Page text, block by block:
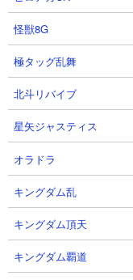
怪獣8G
極タッグ乱舞
北斗リバイブ
星矢ジャスティス
オラドラ
キングダム乱
キングダム頂天
キングダム覇道